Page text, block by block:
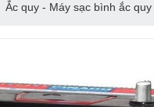
Ắc quy - Máy sạc bình ắc quy